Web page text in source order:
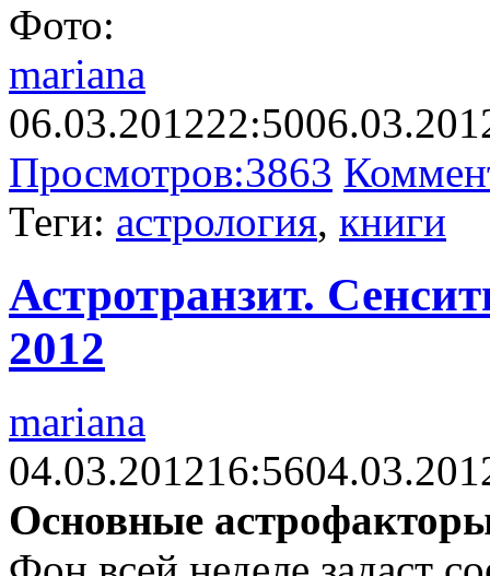
Фото:
mariana
06.03.201222:50
Просмотров:3863
Теги: астрология, книги
Астротранзит.
2012
mariana
04.03.201216:56
Основные